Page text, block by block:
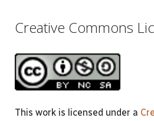
Creative Commons
This work is licensed under a